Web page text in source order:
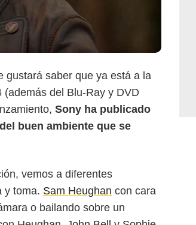
gustará saber que ya está a la
del Blu-Ray y DVD
Sony ha publicado
buen ambiente que se
vemos a diferentes
y toma. Sam Heughan con cara
o bailando sobre un